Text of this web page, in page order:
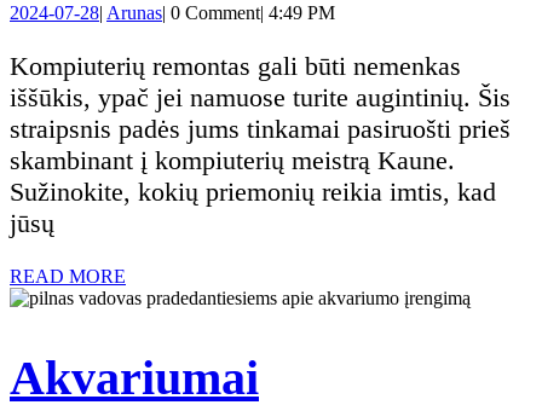
Kaune:
kaip
pasiruošti,
jei
augintinių
2024-07-282024-
28
| ArunasArunas
| 0 Comment| 4:49 PM
Kompiuterių remontas gali būti nemenkas
iššūkis, ypač jei namuose turite augintinių. Šis
straipsnis padės jums tinkamai pasiruošti prieš
skambinant į kompiuterių meistrą Kaune.
Sužinokite, kokių priemonių reikia imtis, kad
jūsų
READ MORE
MORE
Akvariumai